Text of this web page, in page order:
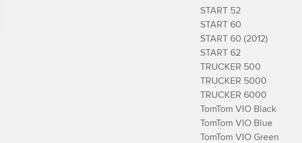
START 52
START 60
START 60 (2012)
START 62
TRUCKER 500
TRUCKER 5000
TRUCKER 6000
TomTom VIO Black
TomTom VIO Blue
TomTom VIO Green